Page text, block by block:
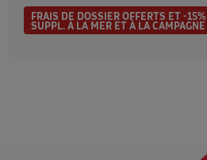
FRAIS DE DOSSIER OFFERTS ET -15%
SUPPL. À LA MER ET À LA CAMPAGNE